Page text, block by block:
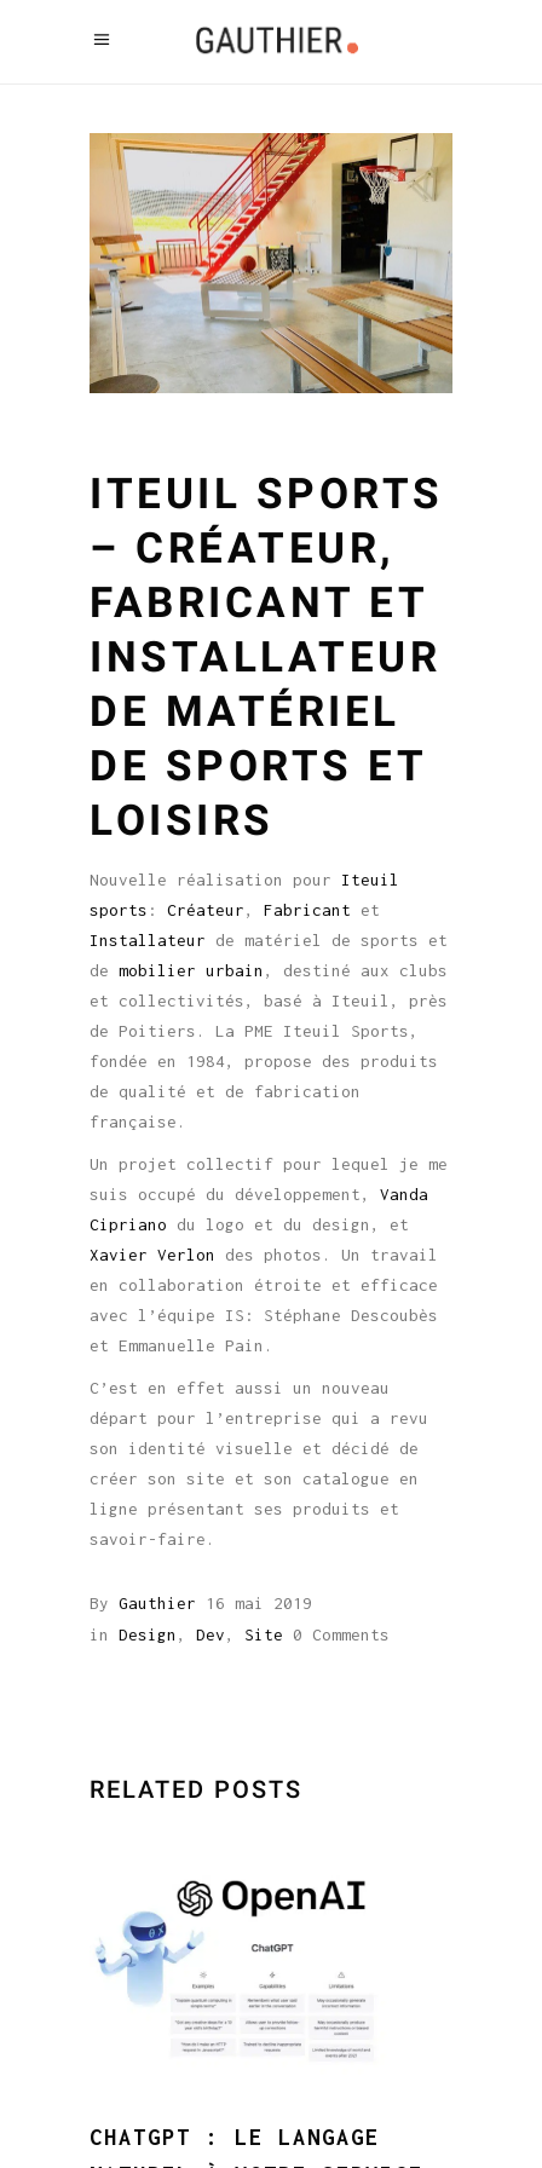
ITEUIL SPORTS
– CRÉATEUR,
FABRICANT ET
INSTALLATEUR
DE MATÉRIEL
DE SPORTS ET
LOISIRS
Nouvelle réalisation pour Iteuil
sports : Créateur, Fabricant et
Installateur de matériel de sports et
de mobilier urbain , destiné aux clubs
et collectivités, basé à Iteuil, près
de Poitiers. La PME Iteuil Sports,
fondée en 1984, propose des produits
de qualité et de fabrication
française.
Un projet collectif pour lequel je me
suis occupé du développement, Vanda
Cipriano du logo et du design, et
Xavier Verlon
des photos. Un travail
en collaboration étroite et efficace
avec l’équipe IS: Stéphane Descoubès
et Emmanuelle Pain.
C’est en effet aussi un nouveau
départ pour l’entreprise qui a revu
son identité visuelle et décidé de
créer son site et son catalogue en
ligne présentant ses produits et
savoir-faire.
By Gauthier
16 mai 2019
in Design , Dev, Site 0 Comments
RELATED POSTS
CHATGPT : LE LANGAGE